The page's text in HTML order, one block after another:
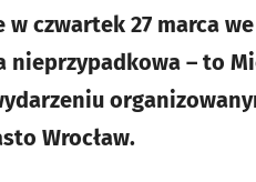
czwartek 27 marca
nieprzypadkowa – to
Wrocław.